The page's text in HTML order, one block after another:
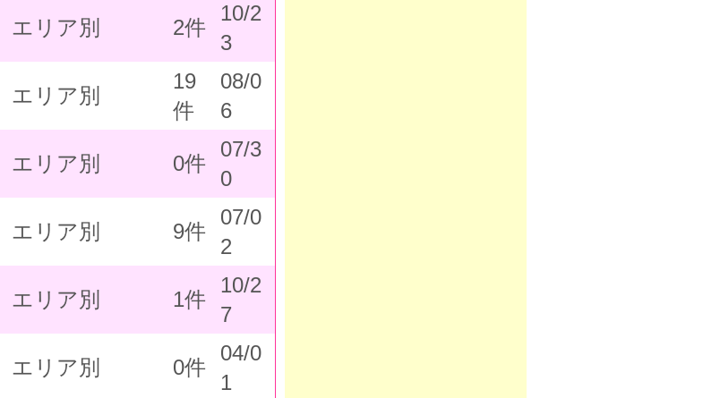
エリア別 2件
10/2
3
エリア別
19
件
08/0
6
エリア別 0件
07/3
0
エリア別 9件
07/0
2
エリア別 1件
10/2
7
エリア別 0件
04/0
1